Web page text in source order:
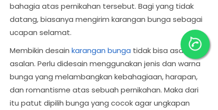
bahagia atas pernikahan tersebut. Bagi yang tidak
datang, biasanya mengirim karangan bunga sebagai
ucapan selamat.
Membikin desain karangan bunga tidak bisa asal-
asalan. Perlu didesain menggunakan jenis dan warna
bunga yang melambangkan kebahagiaan, harapan,
dan romantisme atas sebuah pernikahan. Maka dari
itu patut dipilih bunga yang cocok agar ungkapan